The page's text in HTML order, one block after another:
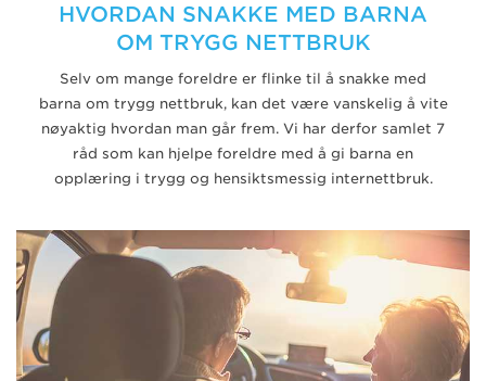
HVORDAN SNAKKE MED BARNA
OM TRYGG NETTBRUK
Selv om mange foreldre er flinke til å snakke med
barna om trygg nettbruk, kan det være vanskelig å vite
nøyaktig hvordan man går frem. Vi har derfor samlet 7
råd som kan hjelpe foreldre med å gi barna en
opplæring i trygg og hensiktsmessig internettbruk.